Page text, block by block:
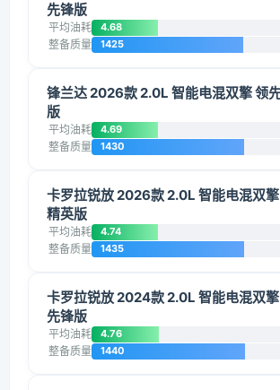
先锋版
平均油耗 4.68
整备质量 1425
锋兰达 2026款 2.0L 智能电混双擎 领
版
平均油耗 4.69
整备质量 1430
卡罗拉锐放 2026款 2.0L 智能电混双擎
精英版
平均油耗 4.74
整备质量 1435
卡罗拉锐放 2024款 2.0L 智能电混双擎
先锋版
平均油耗 4.76
整备质量 1440